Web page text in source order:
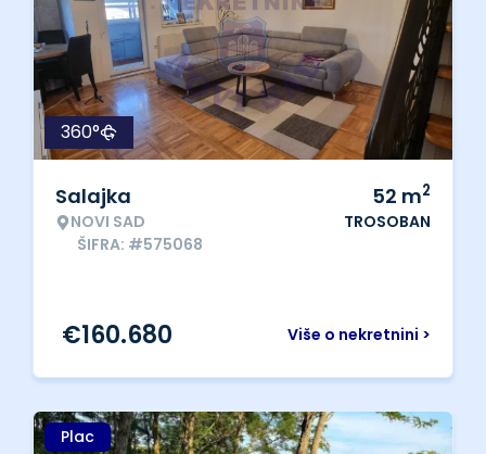
360°
Salajka
NOVI SAD
ŠIFRA: #575068
52 m2
TROSOBAN
Više o nekretnini >
€160.680
Plac